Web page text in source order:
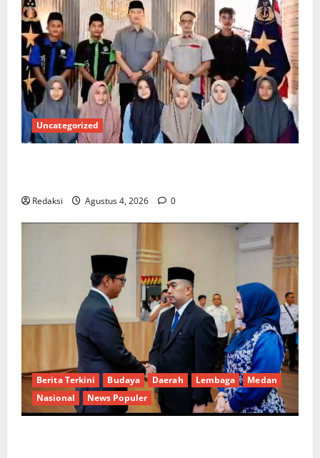
Uncategorized
Redaksi Agustus 4, 2026 0
Berita Terkini Budaya Daerah Lembaga
Medan
Nasional
News Populer